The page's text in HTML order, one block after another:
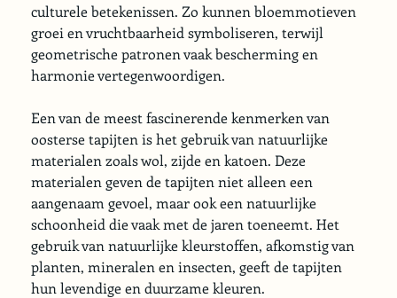
culturele betekenissen. Zo kunnen bloemmotieven
groei en vruchtbaarheid symboliseren, terwijl
geometrische patronen vaak bescherming en
harmonie vertegenwoordigen.
Een van de meest fascinerende kenmerken van
oosterse tapijten is het gebruik van natuurlijke
materialen zoals wol, zijde en katoen. Deze
materialen geven de tapijten niet alleen een
aangenaam gevoel, maar ook een natuurlijke
schoonheid die vaak met de jaren toeneemt. Het
gebruik van natuurlijke kleurstoffen, afkomstig van
planten, mineralen en insecten, geeft de tapijten
hun levendige en duurzame kleuren.